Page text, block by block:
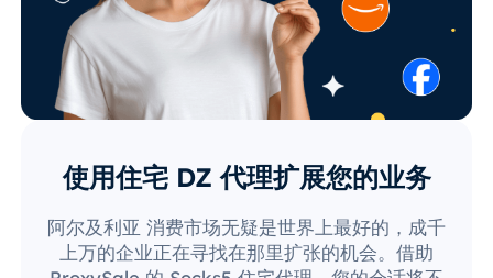
使用住宅 DZ 代理扩展您的业务
阿尔及利亚 消费市场无疑是世界上最好的，成千
上万的企业正在寻找在那里扩张的机会。借助